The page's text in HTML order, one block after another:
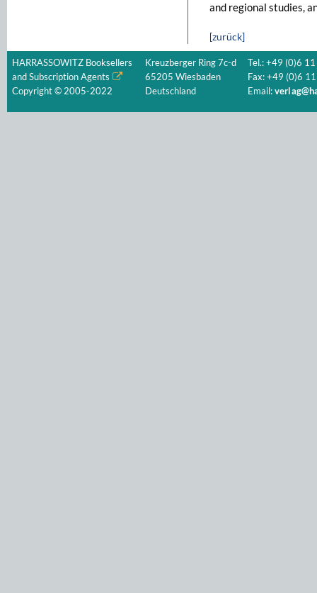
and regional studies,
[zurück]
HARRASSOWITZ Booksellers
and Subscription Agents
Copyright © 2005-2022
Kreuzberger Ring 7c-d
65205 Wiesbaden
Deutschland
Tel.: +49 (0)6
Fax: +49 (0)6
Email: